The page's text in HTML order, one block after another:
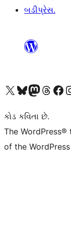
બડીપ્રેસ.
અમારા X (અગાઉ ટ્વિટર) એકાઉન્ટની મુલાકાત લોઅમારા Bluesky એકાઉન્ટની મુલાકાત લોઅમારા માસ્ટોડોન એકાઉન્ટની મુલાકાત લોઅમારા Threads એકાઉન્ટની મુલાકાત લો અમારા ફેસબુક પેજની મુલાકાત લોઅમારા
કોડ કવિતા છે.
The
of the